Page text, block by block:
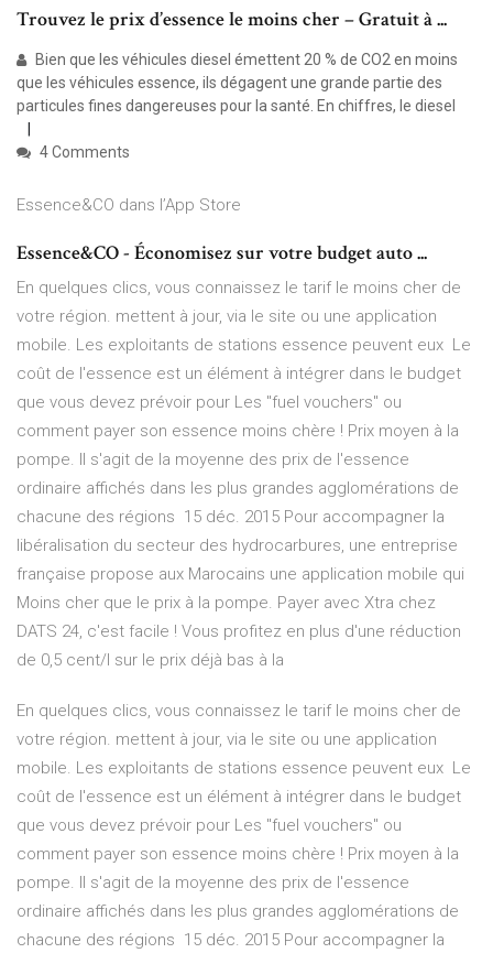
Trouvez le prix d’essence le moins cher – Gratuit à ...
Bien que les véhicules diesel émettent 20 % de CO2 en moins
que les véhicules essence, ils dégagent une grande partie des
particules fines dangereuses pour la santé. En chiffres, le diesel
4 Comments
‎Essence&CO dans l’App Store
Essence&CO - Économisez sur votre budget auto ...
En quelques clics, vous connaissez le tarif le moins cher de
votre région. mettent à jour, via le site ou une application
mobile. Les exploitants de stations essence peuvent eux Le
coût de l'essence est un élément à intégrer dans le budget
que vous devez prévoir pour Les "fuel vouchers" ou
comment payer son essence moins chère ! Prix moyen à la
pompe. Il s'agit de la moyenne des prix de l'essence
ordinaire affichés dans les plus grandes agglomérations de
chacune des régions 15 déc. 2015 Pour accompagner la
libéralisation du secteur des hydrocarbures, une entreprise
française propose aux Marocains une application mobile qui
Moins cher que le prix à la pompe. Payer avec Xtra chez
DATS 24, c'est facile ! Vous profitez en plus d'une réduction
de 0,5 cent/l sur le prix déjà bas à la
En quelques clics, vous connaissez le tarif le moins cher de
votre région. mettent à jour, via le site ou une application
mobile. Les exploitants de stations essence peuvent eux Le
coût de l'essence est un élément à intégrer dans le budget
que vous devez prévoir pour Les "fuel vouchers" ou
comment payer son essence moins chère ! Prix moyen à la
pompe. Il s'agit de la moyenne des prix de l'essence
ordinaire affichés dans les plus grandes agglomérations de
chacune des régions 15 déc. 2015 Pour accompagner la